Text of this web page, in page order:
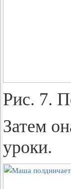
Рис. 7.
Затем
уроки.